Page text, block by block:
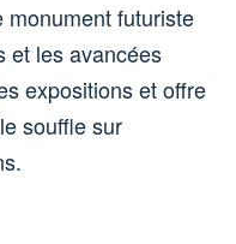
monument futuriste
et les avancées
expositions et offre
souffle sur